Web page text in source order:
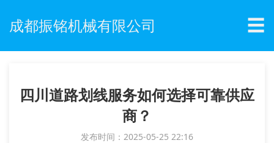
成都振铭机械有限公司 ☰
四川道路划线服务如何选择可靠供应
商？
发布时间：2025-05-25 22:16